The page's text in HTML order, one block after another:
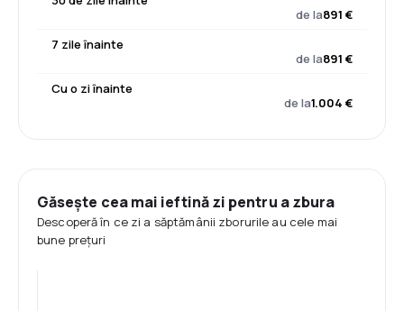
de la891 €
7 zile înainte
de la891 €
Cu o zi înainte
de la1.004 €
Găsește cea mai ieftină zi pentru a zbura
Descoperă în ce zi a săptămânii zborurile au cele mai
bune prețuri